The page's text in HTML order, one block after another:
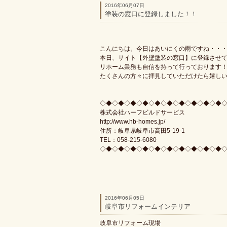
2016年06月07日
塗装の窓口に登録しました！！
こんにちは。今日はあいにくの雨ですね・・・
本日、サイト【外壁塗装の窓口】に登録させ
リホーム業務も自信を持って行っております！
たくさんの方々に拝見していただけたら嬉し
◇◆◇◆◇◆◇◆◇◆◇◆◇◆◇◆◇◆◇◆◇
株式会社ハーフビルドサービス
http://www.hb-homes.jp/
住所：岐阜県岐阜市高田5-19-1
TEL：058-215-6080
◇◆◇◆◇◆◇◆◇◆◇◆◇◆◇◆◇◆◇◆◇
2016年06月05日
岐阜市リフォームインテリア
岐阜市リフォーム現場